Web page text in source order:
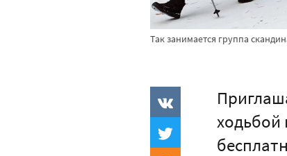
Так занимается группа